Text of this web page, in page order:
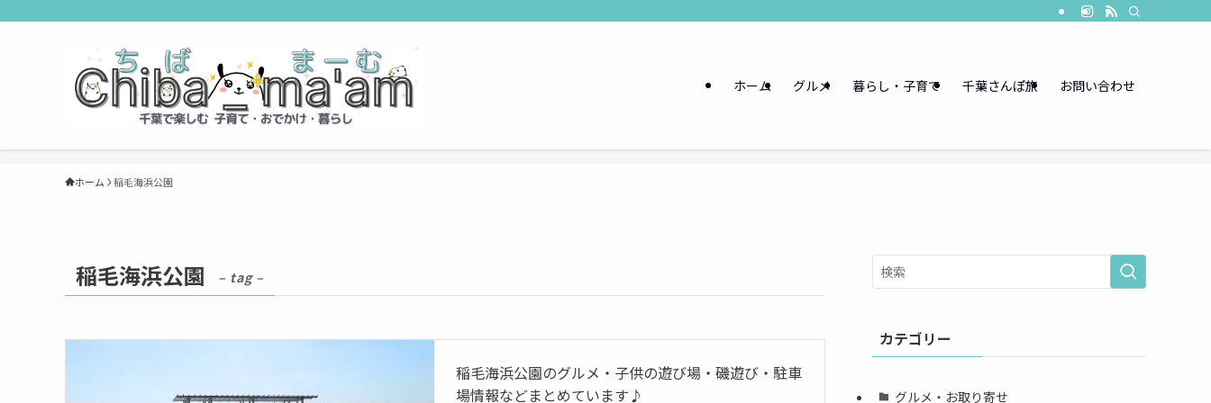
ホーム グルメ 暮らし・子育て 千葉さんぽ旅 お問い合わせ
ホーム 稲毛海浜公園
稲毛海浜公園 – tag –
稲毛海浜公園のグルメ・子供の遊び場・磯遊び・駐車
場情報などまとめています♪
カテゴリー
グルメ・お取り寄せ